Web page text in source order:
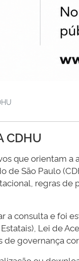
CDHU
que orientam a
de São Paulo
regras de
a consulta e foi
Lei de
de governança